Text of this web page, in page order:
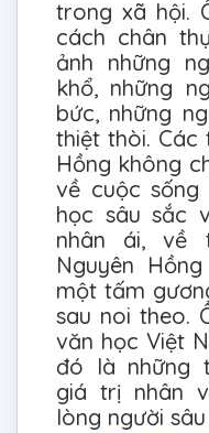
trong xã hội.
cách chân
ảnh những
khổ, những
bức, những
thiệt thòi. Các
Hồng không
về cuộc
học sâu sắc
nhân ái, về
Nguyên
một tấm
sau noi theo.
văn học Việt
đó là những
giá trị nhân
lòng người